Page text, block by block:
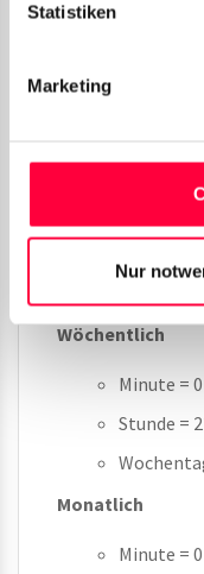
Statistiken
Marketing
Nur
Keine
Minute =
Wöchentlich
Minute =
Stunde =
Monatlich
Minute =